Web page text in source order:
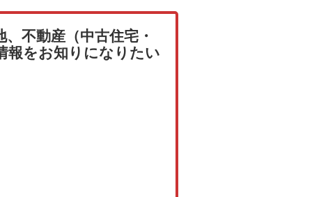
不動産（中古住宅・
報をお知りになりたい